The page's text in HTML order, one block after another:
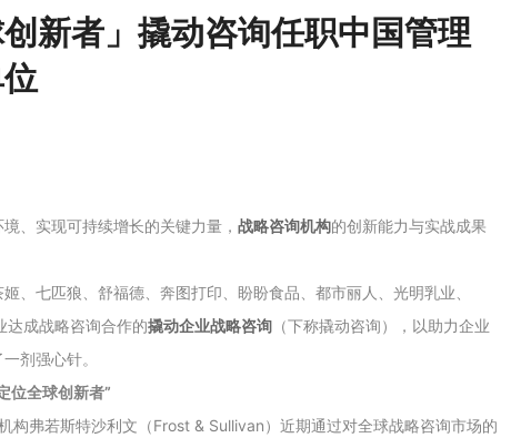
创新者」撬动咨询任职中国管理
、实现可持续增长的关键力量， 战略咨询机构的创新能力与实战成果
、七匹狼、舒福德、奔图打印、盼盼食品、都市丽人、光明乳业、
达成战略咨询合作的撬动企业战略咨询 （下称撬动咨询），以助力企业
剂强心针。
位全球创新者”
构弗若斯特沙利文（Frost & Sullivan）近期通过对全球战略咨询市场的